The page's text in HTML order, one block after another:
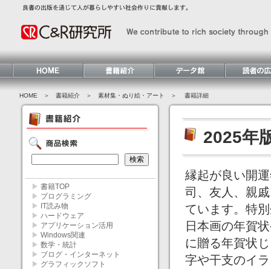
HOME ＞ 書籍紹介 ＞ 素材集・ぬり絵・アート ＞ 書籍詳細
▶ 書籍TOP
▶ プログラミング
▶
IT読み物
▶ ハードウェア
▶ アプリケーション活用
▶ Windows関連
▶ 数学・統計
▶ ブログ・インターネット
▶ グラフィックソフト
2025年
縁起が良い開
司、友人、親
ています。特
日本画の年賀
に贈る年賀状
字や干支のイ